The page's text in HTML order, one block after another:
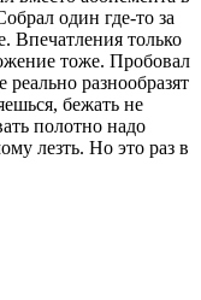
один где-то за
Впечатления только
тоже. Пробовал
разнообразят
бежать не
полотно надо
лезть. Но это раз в